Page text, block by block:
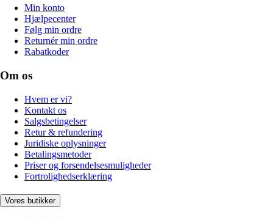
Min konto
Hjælpecenter
Følg min ordre
Returnér min ordre
Rabatkoder
Om os
Hvem er vi?
Kontakt os
Salgsbetingelser
Retur & refundering
Juridiske oplysninger
Betalingsmetoder
Priser og forsendelsesmuligheder
Fortrolighedserklæring
Vores butikker